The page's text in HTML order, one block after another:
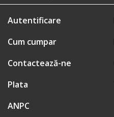
Autentificare
Cum cumpar
Contactează-ne
Plata
ANPC